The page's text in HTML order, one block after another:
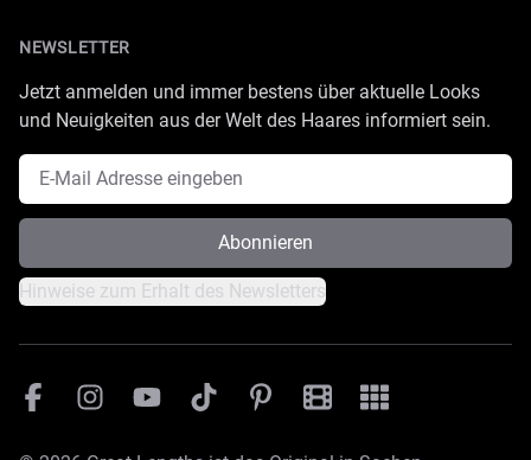
NEWSLETTER
Jetzt anmelden und immer bestens über aktuelle Looks
und Neuigkeiten aus der Welt des Haares informiert sein.
E-Mail Adresse
Abonnieren
Hinweise zum Erhalt des Newsletters
FacebookInstagramYouTubeTikTok PinterestGreat Lengths
Great Lengths -